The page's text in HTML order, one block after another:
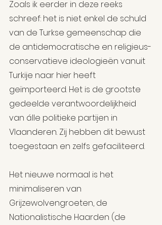
Zoals ik eerder in deze reeks
schreef: het is niet enkel de schuld
van de Turkse gemeenschap die
de antidemocratische en religieus-
conservatieve ideologieën vanuit
Turkije naar hier heeft
geïmporteerd. Het is de grootste
gedeelde verantwoordelijkheid
van álle politieke partijen in
Vlaanderen. Zij hebben dit bewust
toegestaan en zelfs gefaciliteerd.
Het nieuwe normaal is het
minimaliseren van
Grijzewolvengroeten, de
Nationalistische Haarden (de